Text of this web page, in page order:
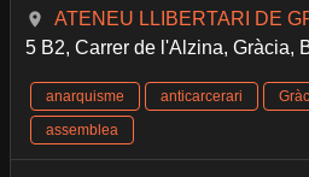
ATENEU LLIBERTARI DE
5 B2, Carrer de l'Alzina, Gràcia,
anarquisme anticarcerari
assemblea